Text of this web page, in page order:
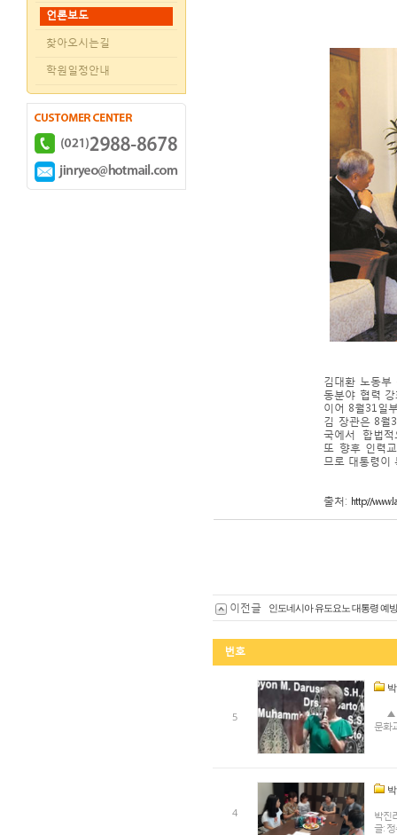
언론보도
찾아오시는길
학원일정안내
김대환 노동부
동분야 협력
이어 8월31일
김 장관은 8월
국에서 합법적
또 향후 인력
므로 대통령이
출처: http://
이전글 인도네시아 유도요노 대통령 예방
번호
5
▲
문화
4
박진
글: 정